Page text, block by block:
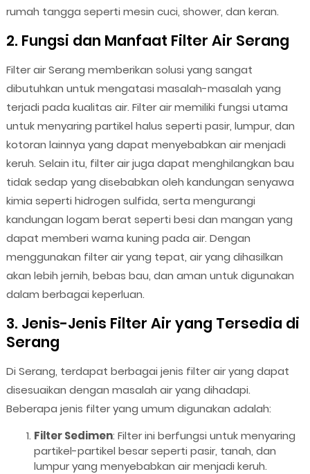
rumah tangga seperti mesin cuci, shower, dan keran.
2. Fungsi dan Manfaat Filter Air Serang
Filter air Serang memberikan solusi yang sangat
dibutuhkan untuk mengatasi masalah-masalah yang
terjadi pada kualitas air. Filter air memiliki fungsi utama
untuk menyaring partikel halus seperti pasir, lumpur, dan
kotoran lainnya yang dapat menyebabkan air menjadi
keruh. Selain itu, filter air juga dapat menghilangkan bau
tidak sedap yang disebabkan oleh kandungan senyawa
kimia seperti hidrogen sulfida, serta mengurangi
kandungan logam berat seperti besi dan mangan yang
dapat memberi warna kuning pada air. Dengan
menggunakan filter air yang tepat, air yang dihasilkan
akan lebih jernih, bebas bau, dan aman untuk digunakan
dalam berbagai keperluan.
3. Jenis-Jenis Filter Air yang Tersedia di
Serang
Di Serang, terdapat berbagai jenis filter air yang dapat
disesuaikan dengan masalah air yang dihadapi.
Beberapa jenis filter yang umum digunakan adalah:
Filter Sedimen: Filter ini berfungsi untuk menyaring
partikel-partikel besar seperti pasir, tanah, dan
lumpur yang menyebabkan air menjadi keruh.